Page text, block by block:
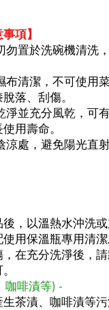
項】
勿置於洗碗機清洗
布清潔，不可使用
落、刮傷。
淨並充分風乾，可
用壽命。
涼處，避免陽光直射
，以溫熱水沖洗
用保溫瓶專用清
在充分洗淨後，
咖啡漬等) -
茶漬、咖啡漬等